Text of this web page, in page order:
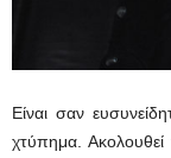
Είναι σαν
χτύπημα.